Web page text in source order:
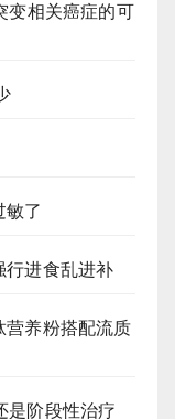
变相关癌症的可
敏了
行进食乱进补
营养粉搭配流质
是阶段性治疗